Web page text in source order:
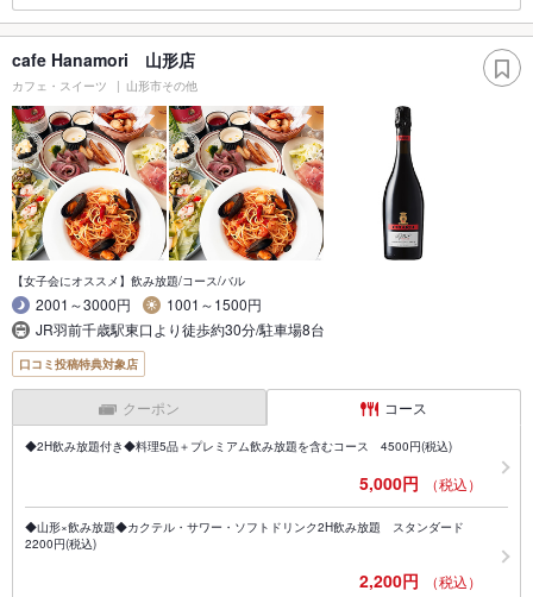
cafe Hanamori 山形店
カフェ・スイーツ 山形市その他
【女子会にオススメ】飲み放題/コース/バル
2001～3000円
1001～1500円
JR羽前千歳駅東口より徒歩約30分/駐車場8台
口コミ投稿特典対象店
クーポン コース
◆2H飲み放題付き◆料理5品＋プレミアム飲み放題を含むコース 4500円(税込)
5,000円 （税込）
◆山形×飲み放題◆カクテル・サワー・ソフトドリンク2H飲み放題 スタンダード
2200円(税込)
2,200円 （税込）